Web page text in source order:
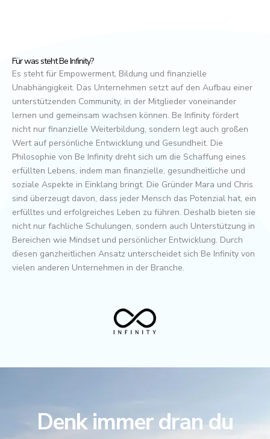
Für was steht Be Infinity?
Es steht für Empowerment, Bildung und finanzielle
Unabhängigkeit. Das Unternehmen setzt auf den Aufbau einer
unterstützenden Community, in der Mitglieder voneinander
lernen und gemeinsam wachsen können. Be Infinity fördert
nicht nur finanzielle Weiterbildung, sondern legt auch großen
Wert auf persönliche Entwicklung und Gesundheit. Die
Philosophie von Be Infinity dreht sich um die Schaffung eines
erfüllten Lebens, indem man finanzielle, gesundheitliche und
soziale Aspekte in Einklang bringt. Die Gründer Mara und Chris
sind überzeugt davon, dass jeder Mensch das Potenzial hat, ein
erfülltes und erfolgreiches Leben zu führen. Deshalb bieten sie
nicht nur fachliche Schulungen, sondern auch Unterstützung in
Bereichen wie Mindset und persönlicher Entwicklung. Durch
diesen ganzheitlichen Ansatz unterscheidet sich Be Infinity von
vielen anderen Unternehmen in der Branche.
Denk immer dran du